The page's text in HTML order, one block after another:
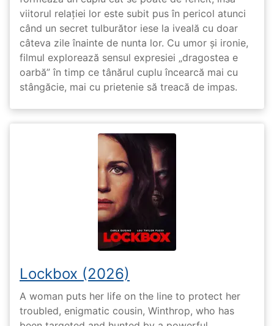
viitorul relației lor este subit pus în pericol atunci
când un secret tulburător iese la iveală cu doar
câteva zile înainte de nunta lor. Cu umor și ironie,
filmul explorează sensul expresiei „dragostea e
oarbă” în timp ce tânărul cuplu încearcă mai cu
stângăcie, mai cu prietenie să treacă de impas.
Lockbox (2026)
A woman puts her life on the line to protect her
troubled, enigmatic cousin, Winthrop, who has